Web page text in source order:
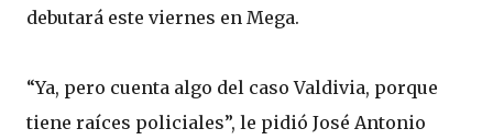
debutará este viernes en Mega.
“Ya, pero cuenta algo del caso Valdivia, porque
tiene raíces policiales”, le pidió José Antonio